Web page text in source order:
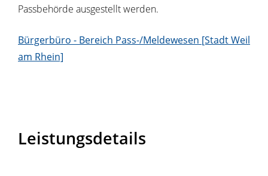
Passbehörde ausgestellt werden.
Bürgerbüro - Bereich Pass-/Meldewesen [Stadt Weil
am Rhein]
Leistungsdetails